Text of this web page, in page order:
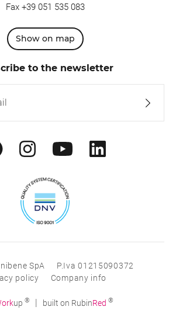
Fax +39 051 535 083
Show on map
to the newsletter
SpA
P.Iva 01215090372
policy
Company info
up ® | built on RubinRed ®